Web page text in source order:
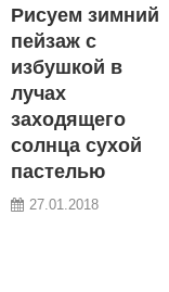
Рисуем зимний
пейзаж с
избушкой в
лучах
заходящего
солнца сухой
пастелью
27.01.2018